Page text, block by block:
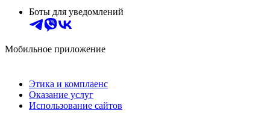
Боты для уведомлений
Мобильное приложение
Этика и комплаенс
Оказание услуг
Использование сайтов